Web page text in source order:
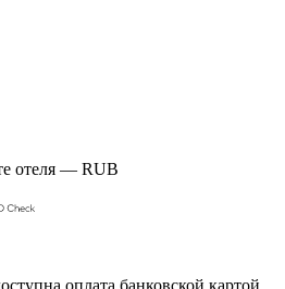
отеля — RUB
оплата банковской картой